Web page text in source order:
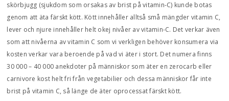
skörbjugg (sjukdom som orsakas av brist på vitamin-C) kunde botas
genom att äta färskt kött. Kött innehåller alltså små mängder vitamin C,
lever och njure innehåller helt okej nivåer av vitamin-C. Det verkar även
som att nivåerna av vitamin C som vi verkligen behöver konsumera via
kosten verkar vara beroende på vad vi äter i stort. Det numera finns
30 000 – 40 000 anekdoter på människor som äter en zerocarb eller
carnivore kost helt fri från vegetabilier och dessa människor får inte
brist på vitamin C, så länge de äter oprocessat färskt kött.